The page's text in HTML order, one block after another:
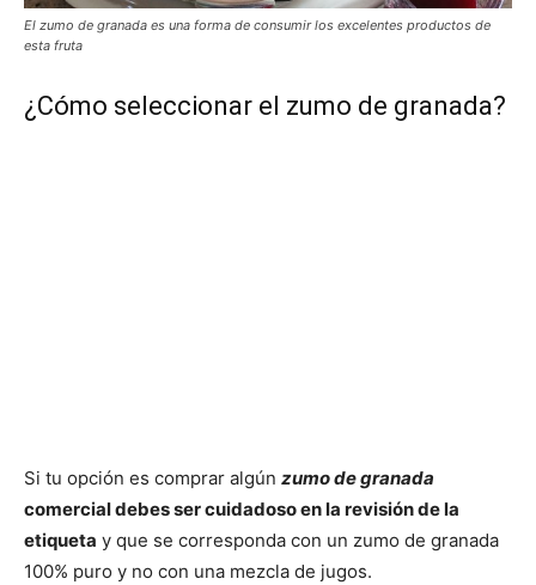
El zumo de granada es una forma de consumir los excelentes productos de
esta fruta
¿Cómo seleccionar el zumo de granada?
Si tu opción es comprar algún zumo de granada
comercial debes ser cuidadoso en la revisión de la
etiqueta y que se corresponda con un zumo de granada
100% puro y no con una mezcla de jugos.